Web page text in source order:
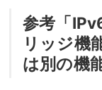
参考「
リッジ機
は別の機